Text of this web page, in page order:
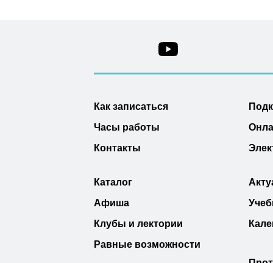
Как записаться
Часы работы
Контакты
Каталог
Афиша
Клубы и лектории
Равные возможности